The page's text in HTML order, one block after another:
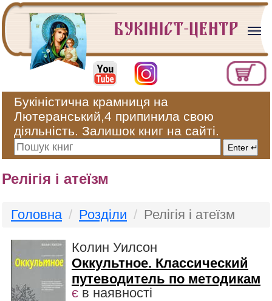
Букіністична крамниця на
Лютеранський,4 припинила свою
діяльність. Залишок книг на сайті.
Релігія і атеїзм
Головна Розділи Релігія і атеїзм
Колин Уилсон
Оккультное. Классический
путеводитель по методикам
є в наявності